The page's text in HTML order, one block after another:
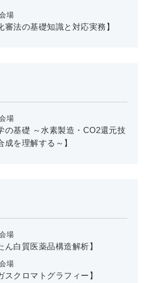
場
審法の基礎知識と対応実務】
場
の基礎 ～水素製造・CO2還元技
を理解する～】
場
ん白質医薬品構造解析】
場
スクロマトグラフィー】